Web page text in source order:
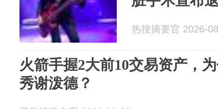
热搜摘要官 2026-
火箭手握2大前10交易资产，
秀谢泼德？